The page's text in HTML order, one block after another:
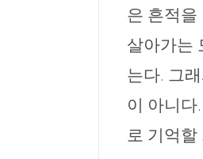
은 흔적을
살아가는
는다. 그
이 아니다
로 기억할